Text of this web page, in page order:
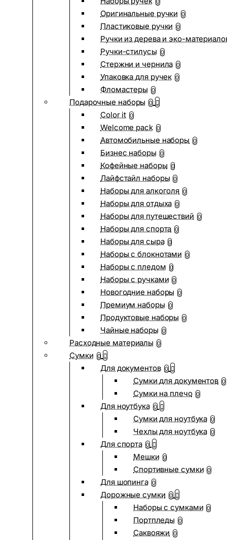
0
Оригинальные ручки 0
Пластиковые ручки 0
Ручки из дерева и эко-
Ручки-стилусы 0
Стержни и чернила 0
Упаковка для ручек 0
Фломастеры 0
Подарочные наборы 0
Color it 0
Welcome pack 0
Автомобильные наборы 0
Бизнес наборы 0
Кофейные наборы 0
Лайфстайл наборы 0
Наборы для алкоголя 0
Наборы для отдыха 0
Наборы для путешествий 0
Наборы для спорта 0
Наборы для сыра 0
Наборы с блокнотами 0
Наборы с пледом 0
Наборы с ручками 0
Новогодние наборы 0
Премиум наборы 0
Продуктовые наборы 0
Чайные наборы 0
Расходные материалы 0
Сумки 0
Для документов 0
Сумки для документов 0
Сумки на плечо 0
Для ноутбука 0
Сумки для ноутбука 0
Чехлы для ноутбука 0
Для спорта 0
Мешки 0
Спортивные сумки 0
Для шопинга 0
Дорожные сумки 0
Наборы с сумками 0
Портпледы 0
Саквояжи 0